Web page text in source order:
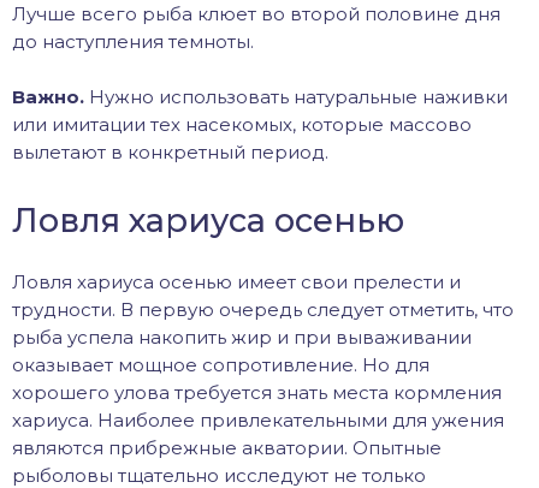
Лучше всего рыба клюет во второй половине дня
до наступления темноты.
Важно. Нужно использовать натуральные наживки
или имитации тех насекомых, которые массово
вылетают в конкретный период.
Ловля хариуса осенью
Ловля хариуса осенью имеет свои прелести и
трудности. В первую очередь следует отметить, что
рыба успела накопить жир и при вываживании
оказывает мощное сопротивление. Но для
хорошего улова требуется знать места кормления
хариуса. Наиболее привлекательными для ужения
являются прибрежные акватории. Опытные
рыболовы тщательно исследуют не только